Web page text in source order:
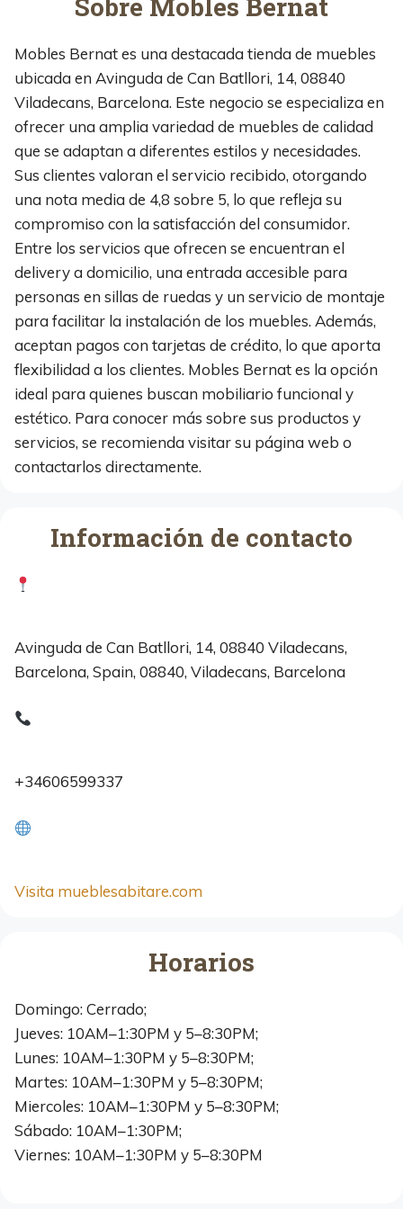
Sobre Mobles Bernat
Mobles Bernat es una destacada tienda de muebles
ubicada en Avinguda de Can Batllori, 14, 08840
Viladecans, Barcelona. Este negocio se especializa en
ofrecer una amplia variedad de muebles de calidad
que se adaptan a diferentes estilos y necesidades.
Sus clientes valoran el servicio recibido, otorgando
una nota media de 4,8 sobre 5, lo que refleja su
compromiso con la satisfacción del consumidor.
Entre los servicios que ofrecen se encuentran el
delivery a domicilio, una entrada accesible para
personas en sillas de ruedas y un servicio de montaje
para facilitar la instalación de los muebles. Además,
aceptan pagos con tarjetas de crédito, lo que aporta
flexibilidad a los clientes. Mobles Bernat es la opción
ideal para quienes buscan mobiliario funcional y
estético. Para conocer más sobre sus productos y
servicios, se recomienda visitar su página web o
contactarlos directamente.
Información de contacto
Avinguda de Can Batllori, 14, 08840 Viladecans,
Barcelona, Spain, 08840, Viladecans, Barcelona
+34606599337
Visita mueblesabitare.com
Horarios
Domingo: Cerrado;
Jueves: 10AM–1:30PM y 5–8:30PM;
Lunes: 10AM–1:30PM y 5–8:30PM;
Martes: 10AM–1:30PM y 5–8:30PM;
Miercoles: 10AM–1:30PM y 5–8:30PM;
Sábado: 10AM–1:30PM;
Viernes: 10AM–1:30PM y 5–8:30PM